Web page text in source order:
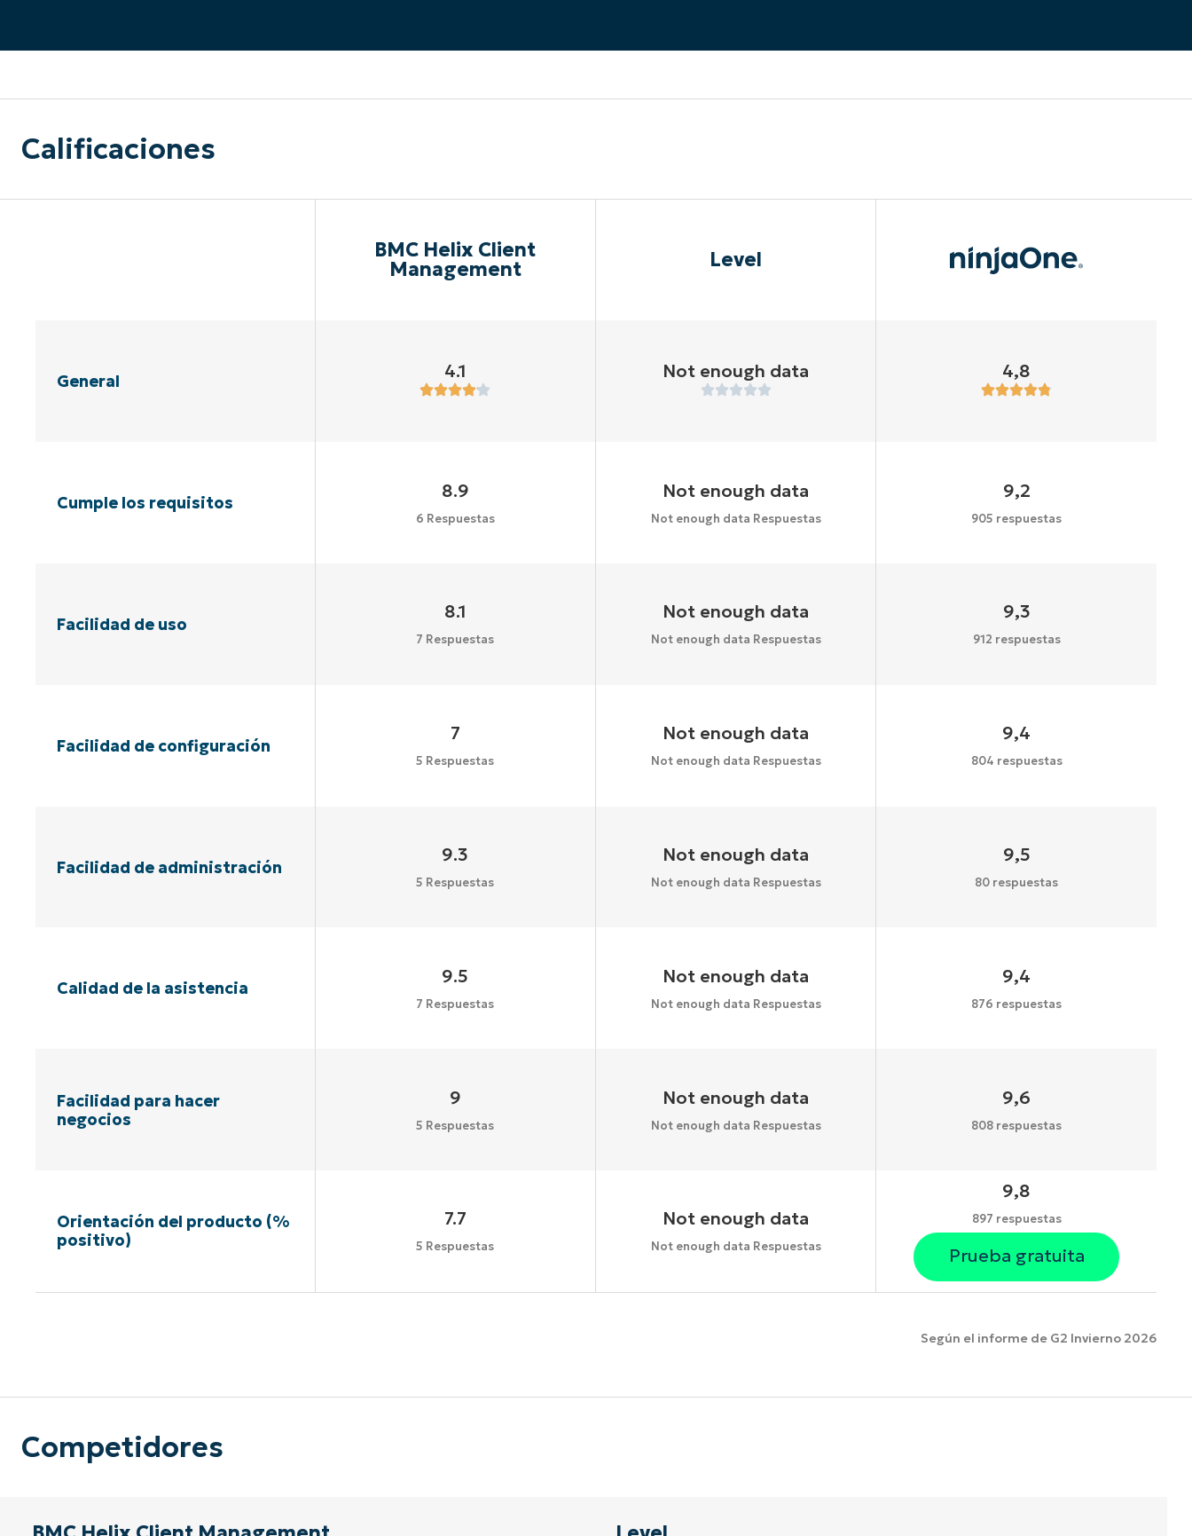
Calificaciones
BMC Helix Client
Management
Level
General 4.1 Not enough data 4,8
Cumple los requisitos
8.9
6 Respuestas
Not enough data
Not enough data Respuestas
9,2
905 respuestas
Facilidad de uso
8.1
7 Respuestas
Not enough data
Not enough data Respuestas
9,3
912 respuestas
Facilidad de configuración
7
5 Respuestas
Not enough data
Not enough data Respuestas
9,4
804 respuestas
Facilidad de administración
9.3
5 Respuestas
Not enough data
Not enough data Respuestas
9,5
80 respuestas
Calidad de la asistencia
9.5
7 Respuestas
Not enough data
Not enough data Respuestas
9,4
876 respuestas
Facilidad para hacer
negocios
9
5 Respuestas
Not enough data
Not enough data Respuestas
9,6
808 respuestas
Orientación del producto (%
positivo)
7.7
5 Respuestas
Not enough data
Not enough data Respuestas
9,8
897 respuestas
Prueba gratuita
Según el informe de G2 Invierno 2026
Competidores